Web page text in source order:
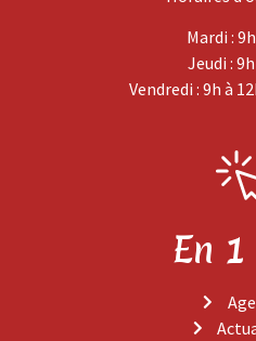
Mardi :
Jeudi :
Vendredi : 9h à
En